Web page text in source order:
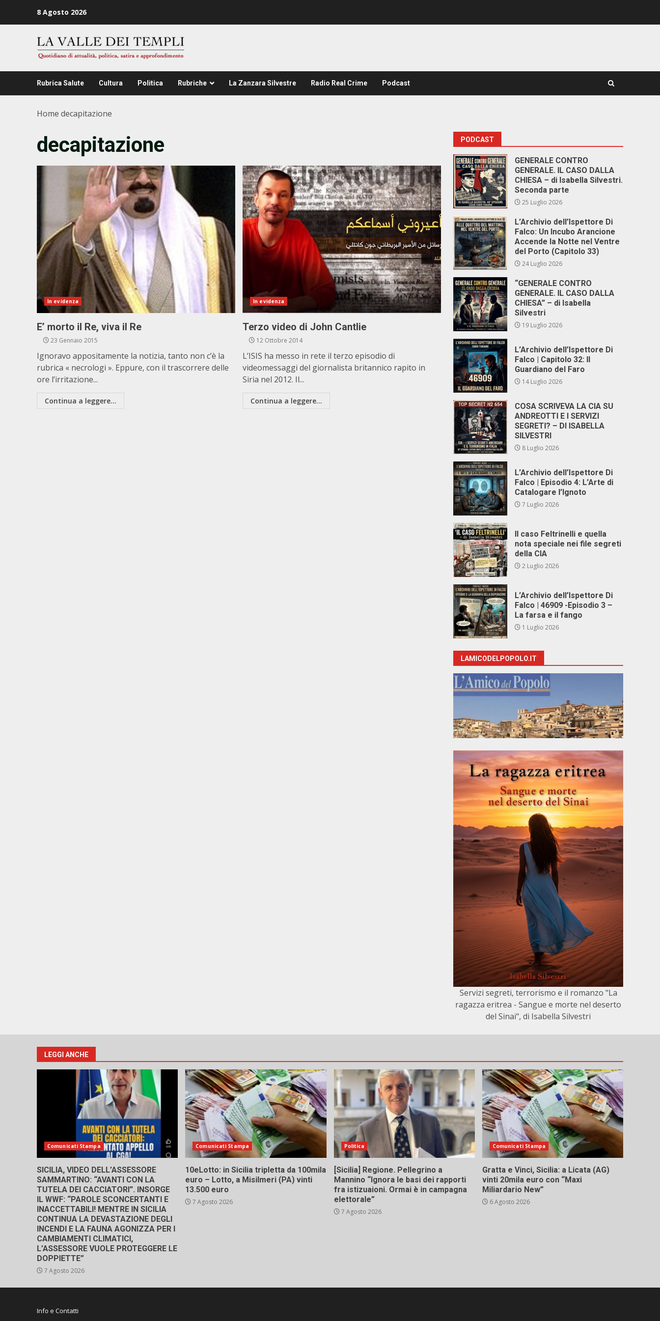
8 Agosto 2026
Rubrica Salute Cultura Politica Rubriche La Zanzara Silvestre Radio Real Crime Podcast
Home decapitazione
decapitazione
In evidenza
E’ morto il Re, viva il Re
23 Gennaio 2015
Ignoravo appositamente la notizia, tanto non c’è la
rubrica « necrologi ». Eppure, con il trascorrere delle
ore l’irritazione...
Continua a leggere...
In evidenza
Terzo video di John Cantlie
12 Ottobre 2014
L’ISIS ha messo in rete il terzo episodio di
videomessaggi del giornalista britannico rapito in
Siria nel 2012. Il...
Continua a leggere...
PODCAST
GENERALE CONTRO
GENERALE. IL CASO DALLA
CHIESA – di Isabella Silvestri.
Seconda parte
25 Luglio 2026
L’Archivio dell’Ispettore Di
Falco: Un Incubo Arancione
Accende la Notte nel Ventre
del Porto (Capitolo 33)
24 Luglio 2026
“GENERALE CONTRO
GENERALE. IL CASO DALLA
CHIESA” – di Isabella
Silvestri
19 Luglio 2026
L’Archivio dell’Ispettore Di
Falco | Capitolo 32: Il
Guardiano del Faro
14 Luglio 2026
COSA SCRIVEVA LA CIA SU
ANDREOTTI E I SERVIZI
SEGRETI? – DI ISABELLA
SILVESTRI
8 Luglio 2026
L’Archivio dell’Ispettore Di
Falco | Episodio 4: L’Arte di
Catalogare l’Ignoto
7 Luglio 2026
Il caso Feltrinelli e quella
nota speciale nei file segreti
della CIA
2 Luglio 2026
L’Archivio dell’Ispettore Di
Falco | 46909 -Episodio 3 –
La farsa e il fango
1 Luglio 2026
LAMICODELPOPOLO.IT
Servizi segreti, terrorismo e il romanzo "La
ragazza eritrea - Sangue e morte nel deserto
del Sinai", di Isabella Silvestri
LEGGI ANCHE
Comunicati Stampa
SICILIA, VIDEO DELL’ASSESSORE
SAMMARTINO: “AVANTI CON LA
TUTELA DEI CACCIATORI”. INSORGE
IL WWF: “PAROLE SCONCERTANTI E
INACCETTABILI! MENTRE IN SICILIA
CONTINUA LA DEVASTAZIONE DEGLI
INCENDI E LA FAUNA AGONIZZA PER I
CAMBIAMENTI CLIMATICI,
L’ASSESSORE VUOLE PROTEGGERE LE
DOPPIETTE”
7 Agosto 2026
Comunicati Stampa
10eLotto: in Sicilia tripletta da 100mila
euro – Lotto, a Misilmeri (PA) vinti
13.500 euro
7 Agosto 2026
Politica
[Sicilia] Regione. Pellegrino a
Mannino “Ignora le basi dei rapporti
fra istizuaioni. Ormai è in campagna
elettorale”
7 Agosto 2026
Comunicati Stampa
Gratta e Vinci, Sicilia: a Licata (AG)
vinti 20mila euro con “Maxi
Miliardario New”
6 Agosto 2026
Info e Contatti